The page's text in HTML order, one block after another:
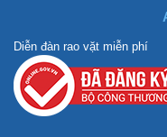
Diễn đàn rao vặt miễn phí